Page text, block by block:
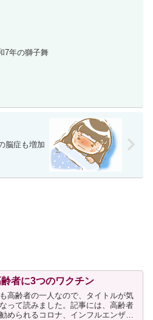
7年の獅子舞
脳症も増加
者に3つのワクチン
高齢者の一人なので、タイトルが気
って読みました。記事には、高齢者
められるコロナ、インフルエンザ、